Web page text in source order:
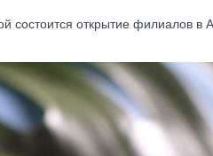
состоится открытие филиалов в